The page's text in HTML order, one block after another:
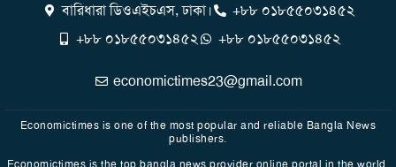
বারিধারা ডিওএইচএস, ঢাকা।
+৮৮ ০১৮৫৫০৩১৪৫২
+৮৮ ০১৮৫৫০৩১৪৫২
+৮৮ ০১৮৫৫০৩১৪৫২
economictimes23@gmail.com
Economictimes is one of the most popular and reliable Bangla News
publishers.